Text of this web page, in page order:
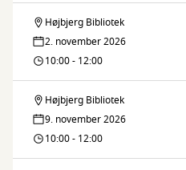
Digital
Café
Højbjerg Bibliotek
2. november 2026
10:00 - 12:00
Digital
Café
Højbjerg Bibliotek
9. november 2026
10:00 - 12:00